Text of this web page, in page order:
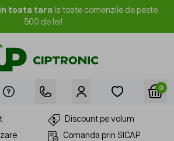
toata tara la toate comenzile de peste
500 de lei!
0
Discount pe volum
Comanda prin SICAP